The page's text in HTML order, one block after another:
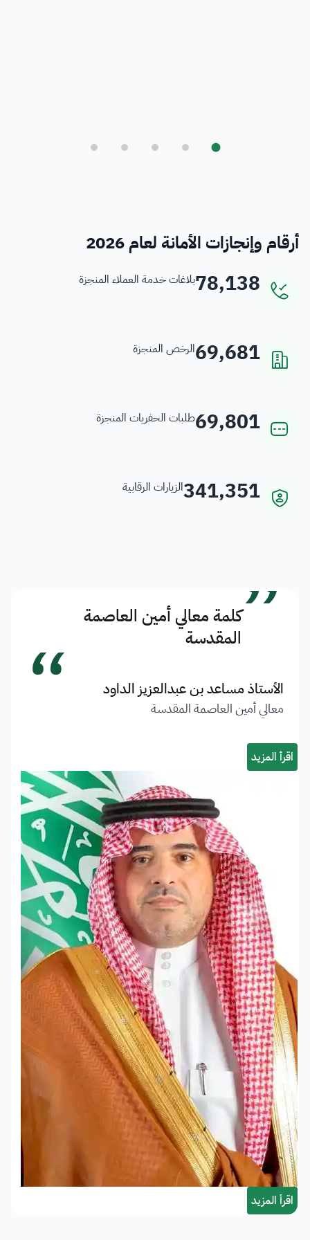
أرقام وإنجازات الأمانة لعام 2026
78,138بلاغات خدمة العملاء المنجزة
69,681الرخص المنجزة
69,801طلبات الحفريات المنجزة
341,351الزيارات الرقابية
”كلمة معالي أمين العاصمة
المقدسة
الأستاذ مساعد بن عبدالعزيز الداود
معالي أمين العاصمة المقدسة “